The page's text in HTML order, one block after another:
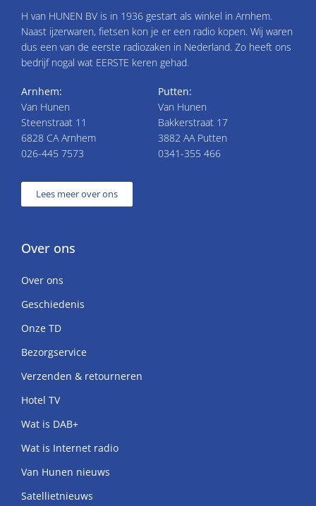
H van HUNEN BV is in 1936 gestart als winkel in Arnhem.
Naast ijzerwaren, fietsen kon je er een radio kopen. Wij waren
dus een van de eerste radiozaken in Nederland. Zo heeft ons
bedrijf nogal wat EERSTE keren gehad.
Arnhem:
Van Hunen
Steenstraat 11
6828 CA Arnhem
026-445 7573
Putten:
Van Hunen
Bakkerstraat 17
3882 AA Putten
0341-355 466
Lees meer over ons
Over ons
Over ons
Geschiedenis
Onze TD
Bezorgservice
Verzenden & retourneren
Hotel TV
Wat is DAB+
Wat is Internet radio
Van Hunen nieuws
Satellietnieuws